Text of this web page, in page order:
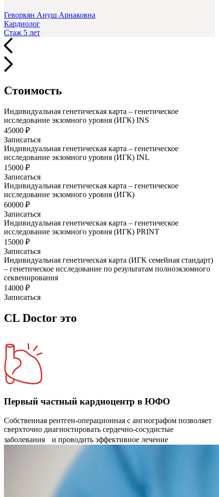
Геворкян Ануш Арнаковна
Кардиолог
Стаж 5 лет
Стоимость
Индивидуальная генетическая карта – генетическое
исследование экзомного уровня (ИГК) INS
45000 ₽
Записаться
Индивидуальная генетическая карта – генетическое
исследование экзомного уровня (ИГК) INL
15000 ₽
Записаться
Индивидуальная генетическая карта – генетическое
исследование экзомного уровня (ИГК)
60000 ₽
Записаться
Индивидуальная генетическая карта – генетическое
исследование экзомного уровня (ИГК) PRINT
15000 ₽
Записаться
Индивидуальная генетическая карта (ИГК семейная стандарт)
– генетическое исследование по результатам полноэкзомного
секвенирования
14000 ₽
Записаться
CL Doctor это
Первый частный кардиоцентр в ЮФО
Собственная рентген-операционная с ангиографом позволяет
сверхточно диагностировать сердечно-сосудистые
заболевания и проводить эффективное лечение